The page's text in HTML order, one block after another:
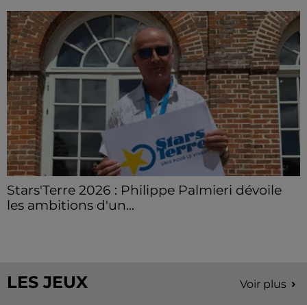
Stars'Terre 2026 : Philippe Palmieri dévoile
les ambitions d'un...
LES JEUX Voir plus